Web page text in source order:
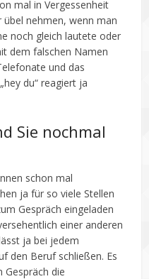
mal in Vergessenheit
übel nehmen, wenn man
noch gleich lautete oder
dem falschen Namen
und das
du“ reagiert ja
Sie nochmal
schon mal
ja für so viele Stellen
Gespräch eingeladen
einer anderen
ja bei jedem
den Beruf schließen. Es
Gespräch die